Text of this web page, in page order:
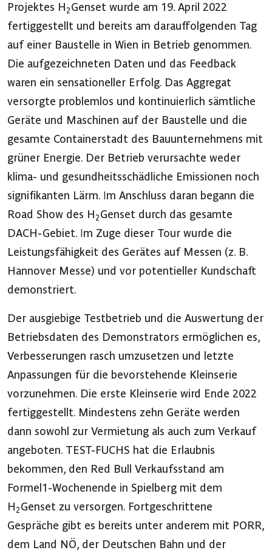
Projektes H2Genset wurde am 19. April 2022
fertiggestellt und bereits am darauffolgenden Tag
auf einer Baustelle in Wien in Betrieb genommen.
Die aufgezeichneten Daten und das Feedback
waren ein sensationeller Erfolg. Das Aggregat
versorgte problemlos und kontinuierlich sämtliche
Geräte und Maschinen auf der Baustelle und die
gesamte Containerstadt des Bauunternehmens mit
grüner Energie. Der Betrieb verursachte weder
klima- und gesundheitsschädliche Emissionen noch
signifikanten Lärm. Im Anschluss daran begann die
Road Show des H2Genset durch das gesamte
DACH-Gebiet. Im Zuge dieser Tour wurde die
Leistungsfähigkeit des Gerätes auf Messen (z. B.
Hannover Messe) und vor potentieller Kundschaft
demonstriert.
Der ausgiebige Testbetrieb und die Auswertung der
Betriebsdaten des Demonstrators ermöglichen es,
Verbesserungen rasch umzusetzen und letzte
Anpassungen für die bevorstehende Kleinserie
vorzunehmen. Die erste Kleinserie wird Ende 2022
fertiggestellt. Mindestens zehn Geräte werden
dann sowohl zur Vermietung als auch zum Verkauf
angeboten. TEST-FUCHS hat die Erlaubnis
bekommen, den Red Bull Verkaufsstand am
Formel1-Wochenende in Spielberg mit dem
H2Genset zu versorgen. Fortgeschrittene
Gespräche gibt es bereits unter anderem mit PORR,
dem Land NÖ, der Deutschen Bahn und der